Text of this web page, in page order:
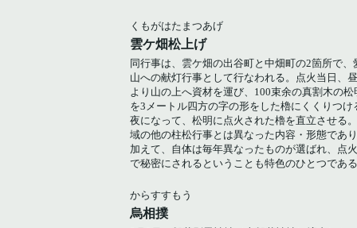
くもがはたまつあげ
雲ケ畑松上げ
同行事は、雲ケ畑の出谷町と中畑町の2箇所で、
山への献灯行事として行なわれる。点火当日、
より山の上へ資材を運び、100束余の真割木の松
を3メートル四方の字の形をした櫓にくくりつけ
夜になって、松明に点火された櫓を直立させる
域の他の柱松行事とは異なった内容・形態であ
加えて、自体は毎年異なったものが選ばれ、点
で秘密にされるということも特色のひとつであ
からすすもう
烏相撲